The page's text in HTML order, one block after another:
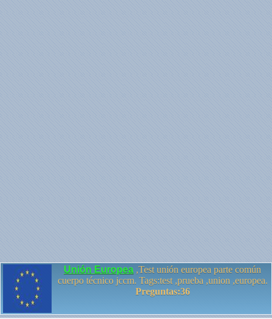
Unión Europea ,Test unión europea parte común
cuerpo técnico jccm. Tags:test ,prueba ,union ,europea.
Preguntas:36